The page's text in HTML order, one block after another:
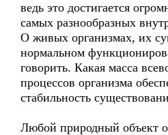
ведь это достигается
самых разнообразных
О живых организмах, их
нормальном
говорить. Какая масса
процессов организма
стабильность
Любой природный объект